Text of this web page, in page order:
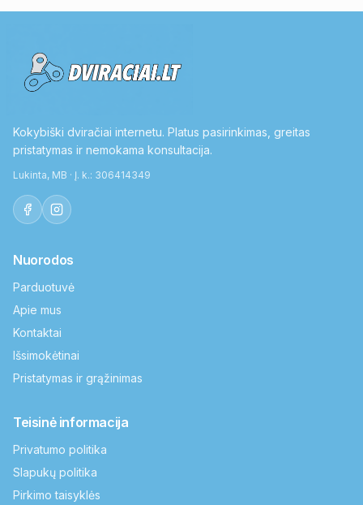
Kokybiški dviračiai internetu. Platus pasirinkimas, greitas
pristatymas ir nemokama konsultacija.
Lukinta, MB · Į. k.: 306414349
Nuorodos
Parduotuvė
Apie mus
Kontaktai
Išsimokėtinai
Pristatymas ir grąžinimas
Teisinė informacija
Privatumo politika
Slapukų politika
Pirkimo taisyklės